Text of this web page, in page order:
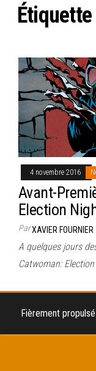
4 novembre 2016
Avant-
Election
ParXAVIER FOURNIER
A quelques jours
Catwoman:
Fièrement